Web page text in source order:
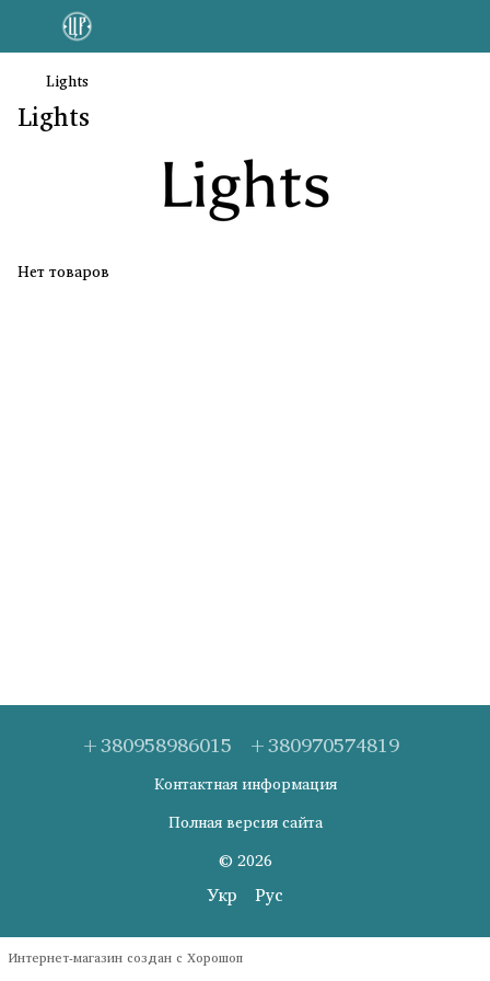
Lights
Lights
Нет товаров
+380958986015 +380970574819
Контактная информация
Полная версия сайта
© 2026
Укр Рус
Интернет-магазин создан с Хорошоп